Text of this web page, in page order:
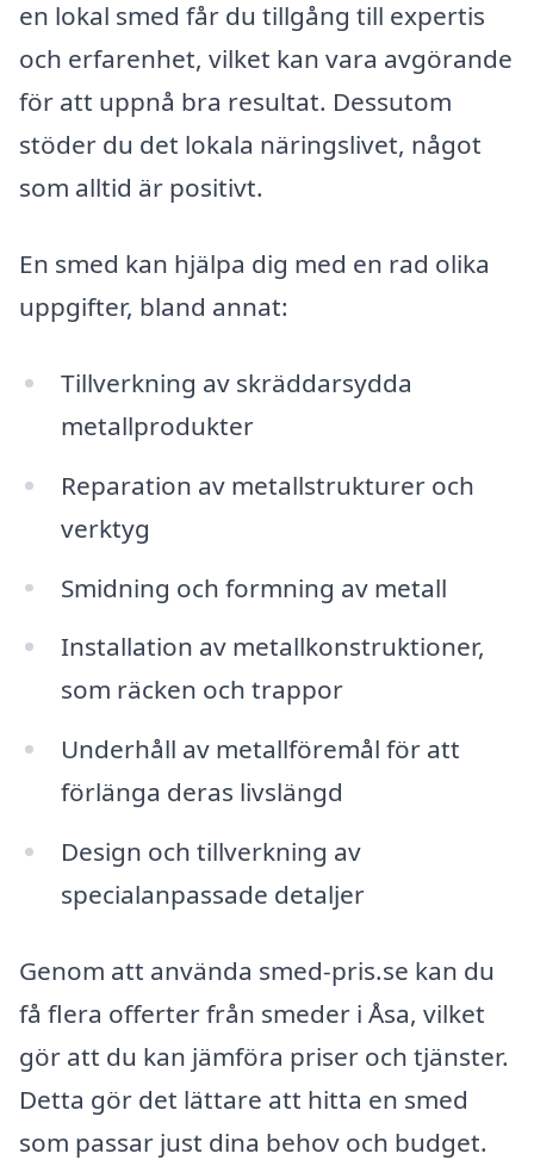
en lokal smed får du tillgång till expertis
och erfarenhet, vilket kan vara avgörande
för att uppnå bra resultat. Dessutom
stöder du det lokala näringslivet, något
som alltid är positivt.
En smed kan hjälpa dig med en rad olika
uppgifter, bland annat:
Tillverkning av skräddarsydda
metallprodukter
Reparation av metallstrukturer och
verktyg
Smidning och formning av metall
Installation av metallkonstruktioner,
som räcken och trappor
Underhåll av metallföremål för att
förlänga deras livslängd
Design och tillverkning av
specialanpassade detaljer
Genom att använda smed-pris.se kan du
få flera offerter från smeder i Åsa, vilket
gör att du kan jämföra priser och tjänster.
Detta gör det lättare att hitta en smed
som passar just dina behov och budget.